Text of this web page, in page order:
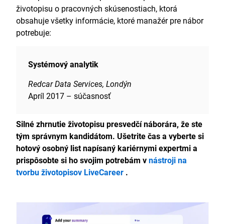
životopisu o pracovných skúsenostiach, ktorá
obsahuje všetky informácie, ktoré manažér pre nábor
potrebuje:
Systémový analytik
Redcar Data Services, Londýn
Apríl 2017 – súčasnosť
Silné zhrnutie životopisu presvedčí náborára, že ste
tým správnym kandidátom. Ušetrite čas a vyberte si
hotový osobný list napísaný kariérnymi expertmi a
prispôsobte si ho svojim potrebám vnástroji na
tvorbu životopisov LiveCareer .